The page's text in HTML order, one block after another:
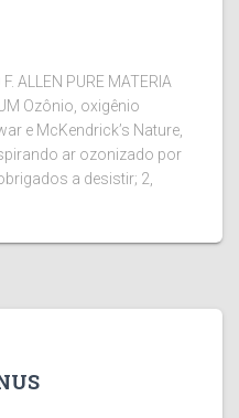
ALLEN PURE MATERIA
Ozônio, oxigênio
e McKendrick’s Nature,
ar ozonizado por
a desistir; 2,